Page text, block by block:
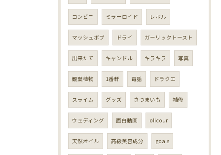
コンビニ ミラーロイド レボル
マッシュボブ ドライ ガーリックトースト
出来たて キャンドル キラキラ 写真
観葉植物 1番軒 電話 ドラクエ
スライム グッズ さつまいも 補修
ウェディング 面白動画 olicour
天然オイル 高級美容成分 goals